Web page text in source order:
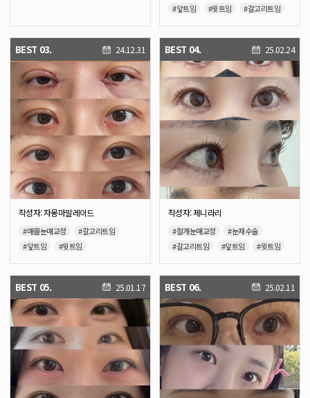
#앞트임
#윗트임
#갈고리트임
#안와지방이식
BEST 03. 24.12.31
작성자: 자몽마말레이드
#매몰눈매교정
#갈고리트임
#앞트임
#윗트임
BEST 04. 25.02.24
작성자: 제니라리
#절개눈매교정
#눈재수술
#갈고리트임
#앞트임
#윗트임
#듀얼트임
#뒤밑트임
#뒤트임
#밑트임
BEST 05. 25.01.17 BEST 06. 25.02.11